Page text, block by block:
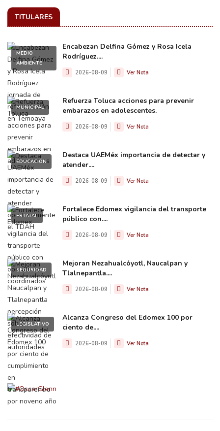
TITULARES
MEDIO
AMBIENTE
Encabezan Delfina Gómez y Rosa Icela
Rodríguez....
2026-08-09 Ver Nota
MUNICIPAL
Refuerza Toluca acciones para prevenir
embarazos en adolescentes.
2026-08-09 Ver Nota
EDUCACIÓN
Destaca UAEMéx importancia de detectar y
atender....
2026-08-09 Ver Nota
ESTATAL
Fortalece Edomex vigilancia del transporte
público con....
2026-08-09 Ver Nota
SEGURIDAD
Mejoran Nezahualcóyotl, Naucalpan y
Tlalnepantla....
2026-08-09 Ver Nota
LEGISLATIVO
Alcanza Congreso del Edomex 100 por
ciento de....
2026-08-09 Ver Nota